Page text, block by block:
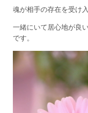
魂が相手の存在を受け
一緒にいて居心地が良
です。